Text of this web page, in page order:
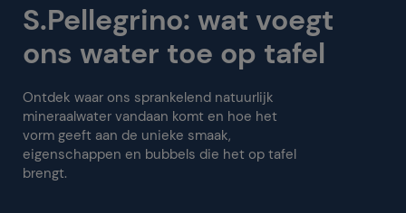
S.Pellegrino: wat voegt
ons water toe op tafel
Ontdek waar ons sprankelend natuurlijk
mineraalwater vandaan komt en hoe het
vorm geeft aan de unieke smaak,
eigenschappen en bubbels die het op tafel
brengt.